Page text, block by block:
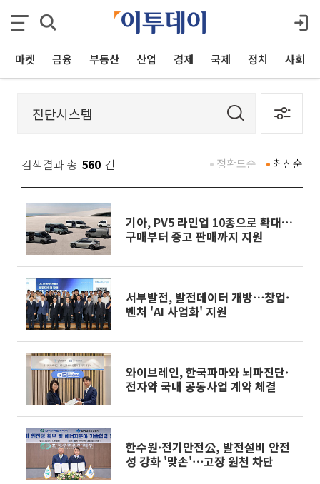
마켓 금융 부동산 산업 경제 국제 정치 사회
검색결과 총 560 건 최신순
정확도순
기아, PV5 라인업 10종으로 확대…
구매부터 중고 판매까지 지원
서부발전, 발전데이터 개방⋯창업·
벤처 'AI 사업화' 지원
와이브레인, 한국파마와 뇌파진단·
전자약 국내 공동사업 계약 체결
한수원·전기안전公, 발전설비 안전
성 강화 '맞손'⋯고장 원천 차단